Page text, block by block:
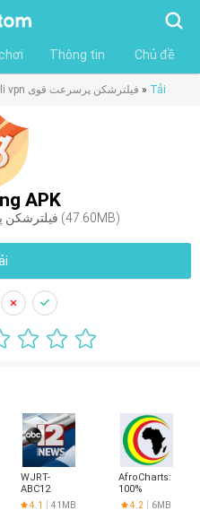
Tìm
kiếm
Thông tin Chủ đề
darli vpn فیلترشکن پرسرعت قوی » Tải
APK
darli vpn فیلترشکن پرسرعت قوی (47.60MB)
WJRT-
ABC12
4.1 41MB
AfroCharts:
100%
African
Music
4.2 6MB